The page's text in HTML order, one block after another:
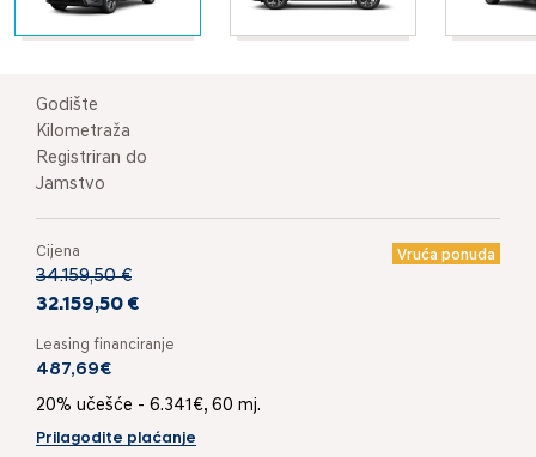
Godište
Kilometraža
Registriran do
Jamstvo
Cijena Vruća ponuda
34.159,50 €
32.159,50 €
Leasing financiranje
487,69€
20% učešće - 6.341€, 60 mj.
Prilagodite plaćanje